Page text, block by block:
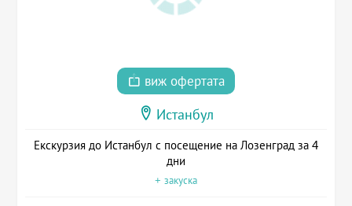
виж офертата
Истанбул
Екскурзия до Истанбул с посещение на Лозенград за 4
дни
+ закуска